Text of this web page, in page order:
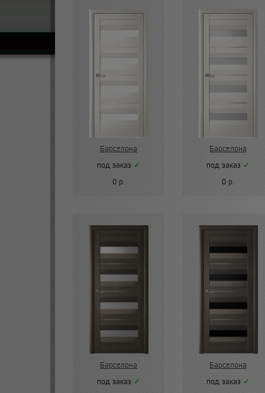
Барселона
под заказ ✓
0 р.
Барселона
под заказ ✓
0 р.
Барселона
под заказ ✓
Барселона
под заказ ✓